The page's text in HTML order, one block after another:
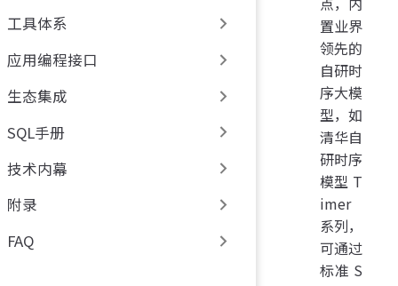
工具体系
应用编程接口
生态集成
SQL手册
技术内幕
附录
FAQ
置业界
领先的
自研时
序大模
型，如
清华自
研时序
模型 T
imer
系列，
可通过
标准 S